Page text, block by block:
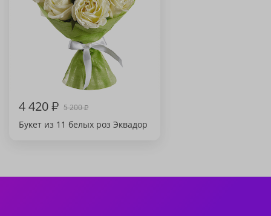
4 420₽ 5 200₽
Букет из 11 белых роз Эквадор